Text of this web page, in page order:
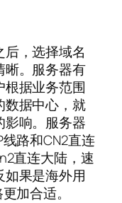
，选择域名
晰。服务器有
据业务范围
数据中心，就
响。服务器
路和CN2直连
直连大陆，速
果是海外用
加合适。